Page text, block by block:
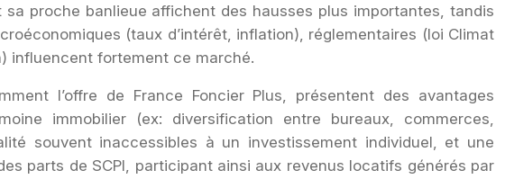
proche banlieue affichent des hausses plus importantes, tandis
(taux d’intérêt, inflation), réglementaires (loi Climat
influencent fortement ce marché.
l’offre de France Foncier Plus, présentent des avantages
immobilier (ex: diversification entre bureaux, commerces,
souvent inaccessibles à un investissement individuel, et une
parts de SCPI, participant ainsi aux revenus locatifs générés par